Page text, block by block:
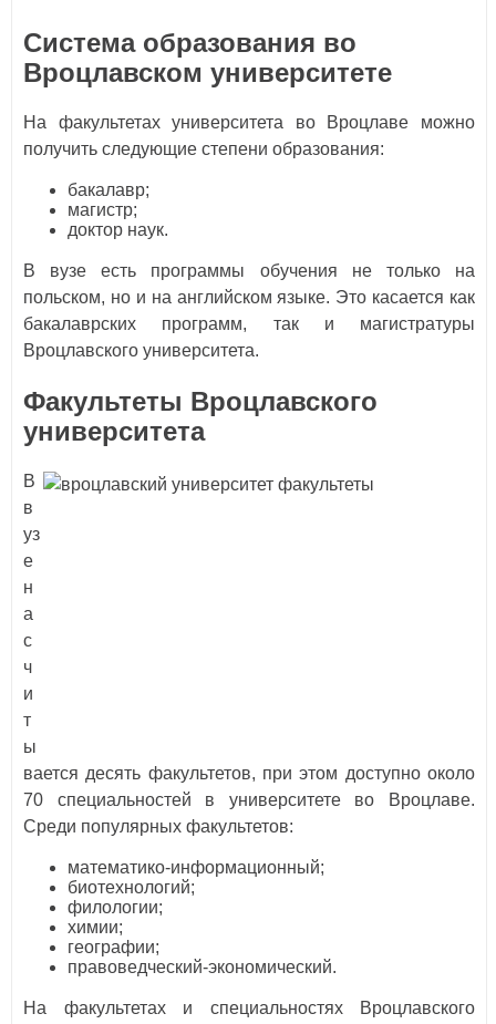
Система образования во
Вроцлавском университете
На факультетах университета во Вроцлаве можно
получить следующие степени образования:
бакалавр;
магистр;
доктор наук.
В вузе есть программы обучения не только на
польском, но и на английском языке. Это касается как
бакалаврских программ, так и магистратуры
Вроцлавского университета.
Факультеты Вроцлавского
университета
В
в
уз
е
н
а
с
ч
и
т
ы
вается десять факультетов, при этом доступно около
70 специальностей в университете во Вроцлаве.
Среди популярных факультетов:
математико-информационный;
биотехнологий;
филологии;
химии;
географии;
правоведческий-экономический.
На факультетах и специальностях Вроцлавского